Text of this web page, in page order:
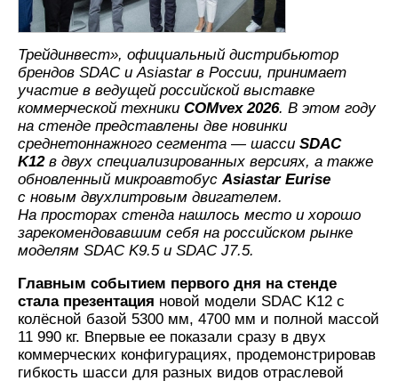
Трейдинвест», официальный дистрибьютор
брендов SDAC и Asiastar в России, принимает
участие в ведущей российской выставке
коммерческой техники COMvex 2026. В этом году
на стенде представлены две новинки
среднетоннажного сегмента — шасси SDAC
K12в двух специализированных версиях, а также
обновленный микроавтобусAsiastar Eurise
с новым двухлитровым двигателем.
На просторах стенда нашлось место и хорошо
зарекомендовавшим себя на российском рынке
моделям SDAC K9.5 и SDAC J7.5.
Главным событием первого дня на стенде
стала презентация новой модели SDAC K12 с
колёсной базой 5300 мм, 4700 мм и полной массой
11 990 кг. Впервые ее показали сразу в двух
коммерческих конфигурациях, продемонстрировав
гибкость шасси для разных видов отраслевой